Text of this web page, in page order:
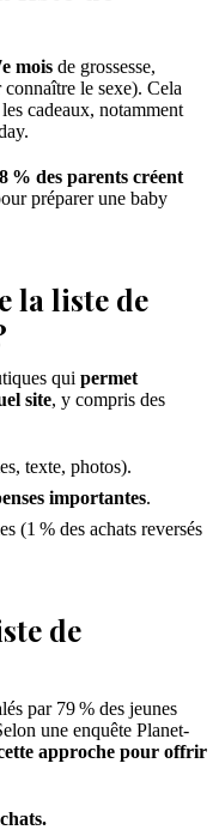
mois de grossesse,
le sexe). Cela
cadeaux, notamment
% des parents créent
préparer une baby
la liste de
qui permet
site, y compris des
texte, photos).
importantes.
(1 % des achats reversés
de
par 79 % des jeunes
une enquête Planet-
approche pour offrir